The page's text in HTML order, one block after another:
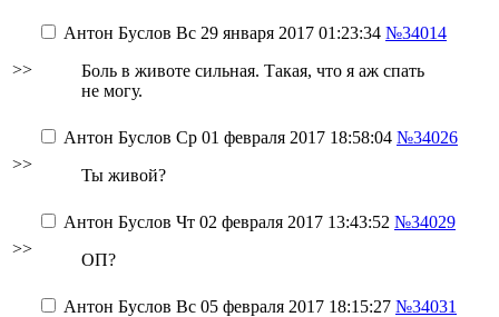
>>
Антон Буслов Вс 29 января 2017 01:23:34 №34014
Боль в животе сильная. Такая, что я аж спать
не могу.
>>
Антон Буслов Ср 01 февраля 2017 18:58:04 №34026
Ты живой?
>>
Антон Буслов Чт 02 февраля 2017 13:43:52 №34029
ОП?
Антон Буслов Вс 05 февраля 2017 18:15:27 №34031